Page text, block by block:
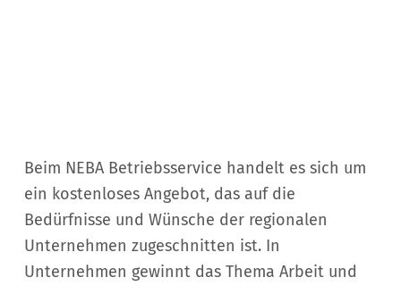
Beim NEBA Betriebsservice handelt es sich um
ein kostenloses Angebot, das auf die
Bedürfnisse und Wünsche der regionalen
Unternehmen zugeschnitten ist. In
Unternehmen gewinnt das Thema Arbeit und